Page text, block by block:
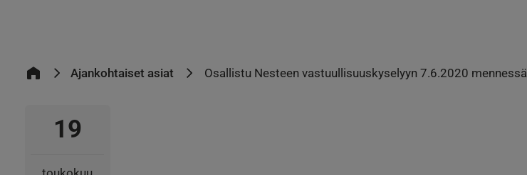
Ajankohtaiset asiat Osallistu Nesteen vastuullisuuskyselyyn 7.6.2020 mennessä
19